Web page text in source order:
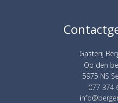
Gasterij
Op den
5975 NS
077 374